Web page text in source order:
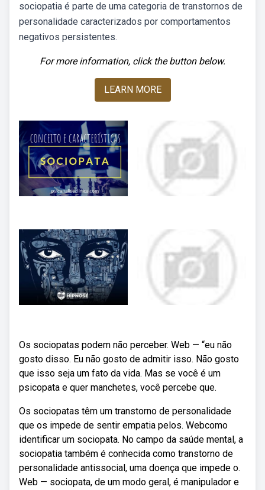
sociopatia é parte de uma categoria de transtornos de
personalidade caracterizados por comportamentos
negativos persistentes.
For more information, click the button below.
LEARN MORE
Os sociopatas podem não perceber. Web — “eu não
gosto disso. Eu não gosto de admitir isso. Não gosto
que isso seja um fato da vida. Mas se você é um
psicopata e quer manchetes, você percebe que.
Os sociopatas têm um transtorno de personalidade
que os impede de sentir empatia pelos. Webcomo
identificar um sociopata. No campo da saúde mental, a
sociopatia também é conhecida como transtorno de
personalidade antissocial, uma doença que impede o.
Web — sociopata, de um modo geral, é manipulador e